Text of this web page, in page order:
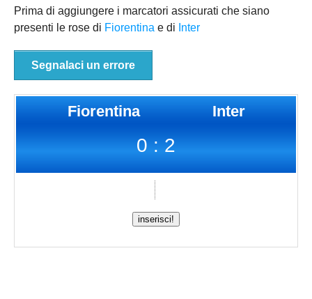
PIACENZA
ECCELLENZA
PRIMA
SECONDA
Prima di aggiungere i marcatori assicurati che siano
presenti le rose di Fiorentina e di Inter
Segnalaci un errore
Fiorentina Inter
0 : 2